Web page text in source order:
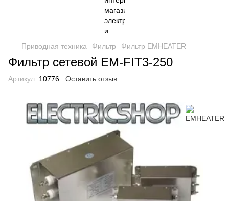
Приводная техника Фильтр Фильтр EMHEATER
Фильтр сетевой EM-FIT3-250
Артикул: 10776 Оставить отзыв